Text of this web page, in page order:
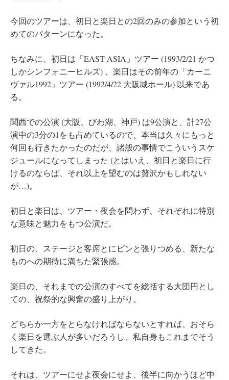
今回のツアーは、初日と楽日との2回のみの参加という初
めてのパターンになった。
ちなみに、初日は「EAST ASIA」ツアー (1993/2/21 かつ
しかシンフォニーヒルズ) 、楽日はその前年の「カーニ
ヴァル1992」ツアー (1992/4/22 大阪城ホール) 以来であ
る。
関西での公演 (大阪、びわ湖、神戸) は9公演と、計27公
演中の3分の1をも占めているので、本当は久々にもっと
何回も行きたかったのだが、諸般の事情でこういうスケ
ジュールになってしまった (とはいえ、初日と楽日に行
けるのならば、それ以上を望むのは贅沢かもしれない
が…)。
初日と楽日は、ツアー・夜会を問わず、それぞれに特別
な意味と魅力をもつ公演だ。
初日の、ステージと客席とにピンと張りつめる、新たな
ものへの期待に満ちた緊張感。
楽日の、それまでの公演のすべてを総括する大団円とし
ての、祝祭的な興奮の盛り上がり。
どちらか一方をとらなければならないとすれば、おそら
く楽日を選ぶ人が多いだろうし、私自身もこれまでそう
してきた。
それは、ツアーにせよ夜会にせよ、後半に向かうほど中